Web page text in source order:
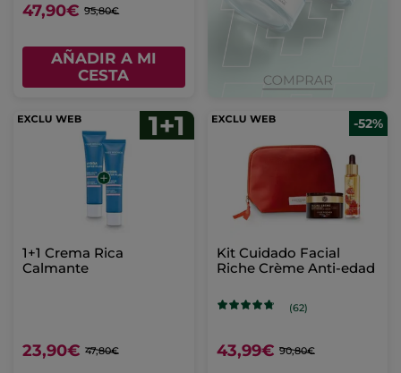
47,90€ 95,80€
AÑADIR A MI
CESTA
1+1 Crema Rica
Calmante
23,90€ 47,80€
-52%
Kit Cuidado Facial
Riche Crème Anti-edad
(62)
43,99€ 90,80€